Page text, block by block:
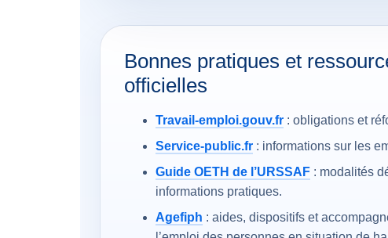
Bonnes pratiques et
officielles
Travail-emploi.gouv.fr : obligations et
Service-public.fr : informations sur les
Guide OETH de l’URSSAF : modalités
informations pratiques.
Agefiph : aides, dispositifs et